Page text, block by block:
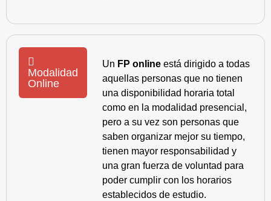
Modalidad
Online
Un FP online está dirigido a todas
aquellas personas que no tienen
una disponibilidad horaria total
como en la modalidad presencial,
pero a su vez son personas que
saben organizar mejor su tiempo,
tienen mayor responsabilidad y
una gran fuerza de voluntad para
poder cumplir con los horarios
establecidos de estudio.